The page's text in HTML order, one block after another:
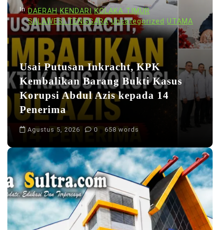
In DAERAH KENDARI
KOLAKA TIMUR
SULAWESI TENGGARA Uncategorized UTAMA
Usai Putusan Inkracht, KPK
Kembalikan Barang Bukti Kasus
Korupsi Abdul Azis kepada 14
Penerima
Agustus 5, 2026 0 658 words